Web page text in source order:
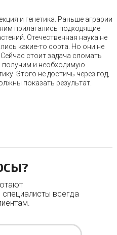
и генетика. Раньше аграрии
прилагались подходящие
Отечественная наука не
какие-то сорта. Но они не
стоит задача сломать
получим и необходимую
Этого не достичь через год,
показать результат.
всегда